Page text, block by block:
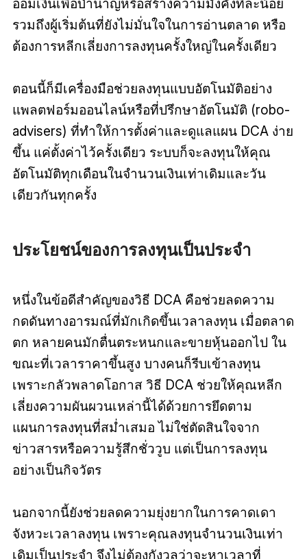
ออมเงินเพื่อบำนาญหรือสร้างความมั่งคั่งทีละน้อย
รวมถึงผู้เริ่มต้นที่ยังไม่มั่นใจในการอ่านตลาด หรือ
ต้องการหลีกเลี่ยงการลงทุนครั้งใหญ่ในครั้งเดียว
ตอนนี้ก็มีเครื่องมือช่วยลงทุนแบบอัตโนมัติอย่าง
แพลตฟอร์มออนไลน์หรือที่ปรึกษาอัตโนมัติ (robo-
advisers) ที่ทำให้การตั้งค่าและดูแลแผน DCA ง่าย
ขึ้น แค่ตั้งค่าไว้ครั้งเดียว ระบบก็จะลงทุนให้คุณ
อัตโนมัติทุกเดือนในจำนวนเงินเท่าเดิมและวัน
เดียวกันทุกครั้ง
ประโยชน์ของการลงทุนเป็นประจำ
หนึ่งในข้อดีสำคัญของวิธี DCA คือช่วยลดความ
กดดันทางอารมณ์ที่มักเกิดขึ้นเวลาลงทุน เมื่อตลาด
ตก หลายคนมักตื่นตระหนกและขายหุ้นออกไป ใน
ขณะที่เวลาราคาขึ้นสูง บางคนก็รีบเข้าลงทุน
เพราะกลัวพลาดโอกาส วิธี DCA ช่วยให้คุณหลีก
เลี่ยงความผันผวนเหล่านี้ได้ด้วยการยึดตาม
แผนการลงทุนที่สม่ำเสมอ ไม่ใช่ตัดสินใจจาก
ข่าวสารหรือความรู้สึกชั่ววูบ แต่เป็นการลงทุน
อย่างเป็นกิจวัตร
นอกจากนี้ยังช่วยลดความยุ่งยากในการคาดเดา
จังหวะเวลาลงทุน เพราะคุณลงทุนจำนวนเงินเท่า
เดิมเป็นประจำ จึงไม่ต้องกังวลว่าจะหาเวลาที่